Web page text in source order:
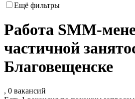
Ещё фильтры
Работа SMM-
частичной
Благовещенске
, 0 вакансий